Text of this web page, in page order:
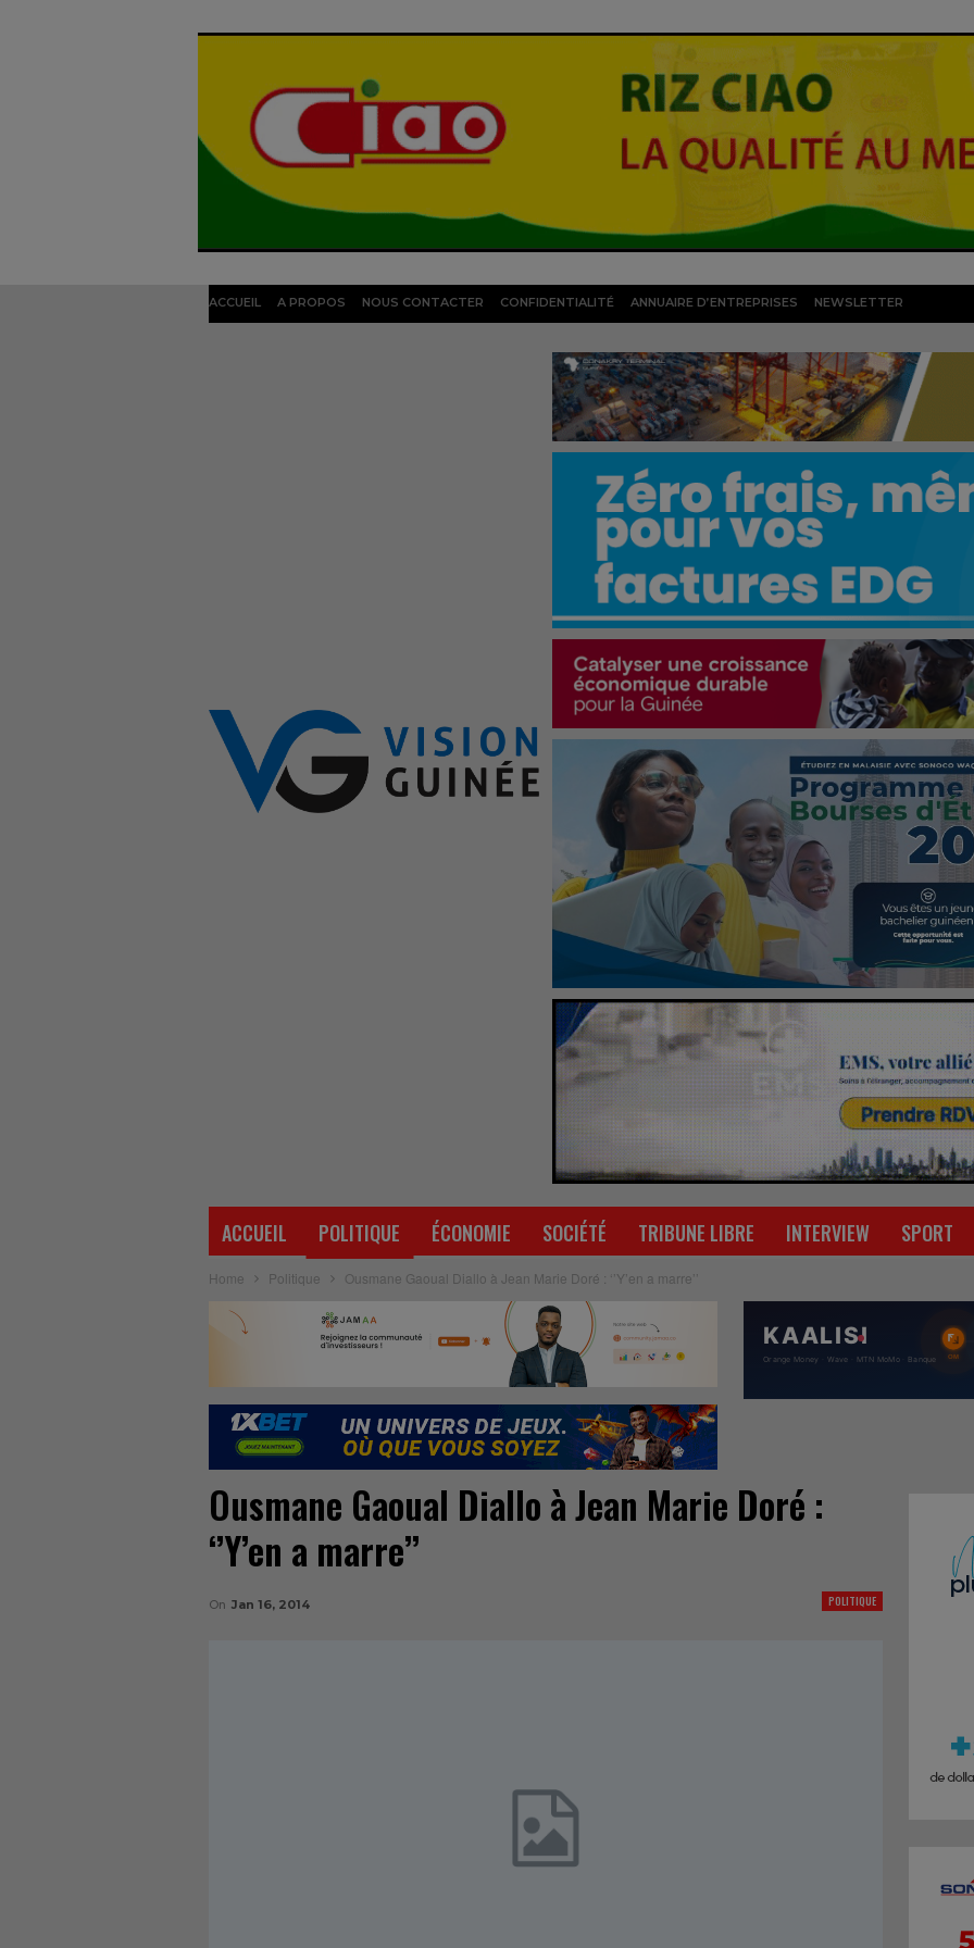
ACCUEIL A PROPOS NOUS CONTACTER CONFIDENTIALITÉ ANNUAIRE D’ENTREPRISES NEWSLETTER
ACCUEIL POLITIQUE ÉCONOMIE SOCIÉTÉ TRIBUNE LIBRE INTERVIEW SPORT
Home Politique Ousmane Gaoual Diallo à Jean Marie Doré : ‘’Y’en a marre’’
Ousmane Gaoual Diallo à Jean Marie Doré :
‘’Y’en a marre’’
POLITIQUE
On Jan 16, 2014